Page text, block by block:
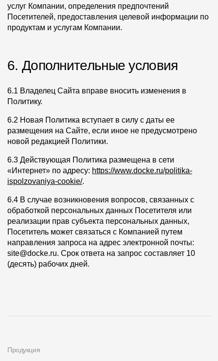
услуг Компании, определения предпочтений
Посетителей, предоставления целевой информации по
продуктам и услугам Компании.
6. Дополнительные условия
6.1 Владелец Сайта вправе вносить изменения в
Политику.
6.2 Новая Политика вступает в силу с даты ее
размещения на Сайте, если иное не предусмотрено
новой редакцией Политики.
6.3 Действующая Политика размещена в сети
«Интернет» по адресу: https://www.docke.ru/politika-
ispolzovaniya-cookie/.
6.4 В случае возникновения вопросов, связанных с
обработкой персональных данных Посетителя или
реализации прав субъекта персональных данных,
Посетитель может связаться с Компанией путем
направления запроса на адрес электронной почты:
site@docke.ru. Срок ответа на запрос составляет 10
(десять) рабочих дней.
Продукция